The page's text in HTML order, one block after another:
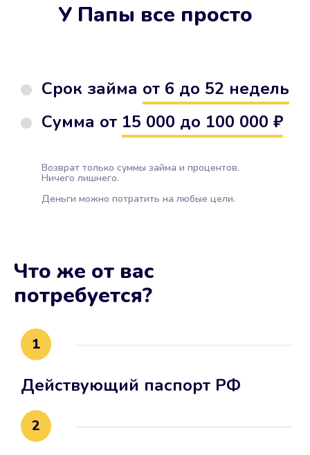
У Папы все просто
Срок займа от 6 до 52 недель
Сумма от 15 000 до 100 000 ₽
Возврат только суммы займа и процентов.
Ничего лишнего.
Деньги можно потратить на любые цели.
Что же от вас
потребуется?
1
Действующий паспорт РФ
2